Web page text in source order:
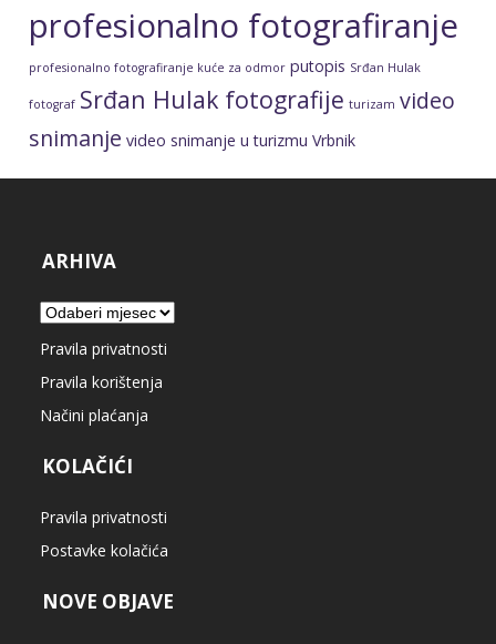
profesionalno fotografiranje
profesionalno fotografiranje kuće za odmor putopis Srđan Hulak
fotograf Srđan Hulak fotografije turizam video
snimanje video snimanje u turizmu Vrbnik
ARHIVA
Arhiva
Pravila privatnosti
Pravila korištenja
Načini plaćanja
KOLAČIĆI
Pravila privatnosti
Postavke kolačića
NOVE OBJAVE